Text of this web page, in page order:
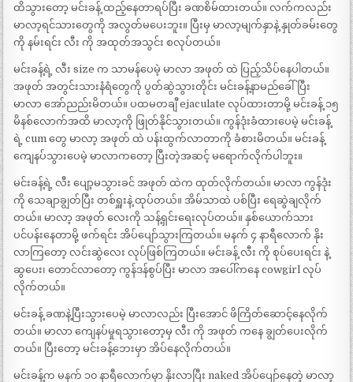
ထိသွားတော့ မင်းခန့် ထည့်နေတာရပ်ပြီး ခဏစိမ်ထားတယ်။ လက်ကလည်း
မာလာ့ရင်သားတွေကို အလွတ်မပေးဘူး။ ပြီးမှ မာလာ့မျက်နှာနဲ့ နှုတ်ခမ်းတွေ
ကို နမ်းရင်း လီး ကို အထုတ်အသွင်း စလုပ်တယ်။
မင်းခန့်ရဲ့ လီး size က သာမန်ပေမဲ့ မာလာ အဖုတ် ထဲ ပြည့်သိပ်နေပါတယ်။
အဖုတ် အတွင်းသားနံရံတွေကို ပွတ်ဆွဲသွားတိုင်း မင်းခန့်နာမည်ခေါ်ပြီး
မာလာ အော်ညည်းမိတယ်။ ပထမတချီ ejaculate လုပ်ထားတာမို့ မင်းခန့် ၁၅
မိနစ်လောက်အထိ မာလာ့ကို ဖြုတ်နိုင်သွားတယ်။ ကွန်ဒုံးခံထားပေမဲ့ မင်းခန့်
ရဲ့ cum တွေ မာလာ့ အဖုတ် ထဲ ပန်းထွက်လာတာကို ခံစားမိတယ်။ မင်းခန့်
ကျေနပ်သွားပေမဲ့ မာလာကတော့ ပြီးတဲ့အဆင့် မရောက်လိုက်ပါဘူး။
မင်းခန့်ရဲ့ လီး ပျော့မသွားခင် အဖုတ် ထဲက ထုတ်လိုက်တယ်။ မာလာ ကွန်ဒုံး
ကို သေချာချွတ်ပြီး တစ်ရှူးနဲ့ ထုပ်တယ်။ အိမ်သာထဲ ပစ်ပြီး ရေဆွဲချလိုက်
တယ်။ မာလာ့ အဖုတ် လေးကို သန့်ရှင်းရေးလုပ်တယ်။ နှစ်ယောက်သား
ပင်ပန်းနေတာမို့ ဖက်ရင်း အိပ်ပျော်သွားကြတယ်။ မနက် ၄ နာရီလောက် နိုး
လာကြတော့ လင်းဆွဲလေး လုပ်ဖြစ်ကြတယ်။ မင်းခန့် လီး ကို စုပ်ပေးရင်း နဲ့
ဆွပေး၊ တောင်လာတော့ ကွန်ဒန်စွပ်ပြီး မာလာ အပေါ်ကနေ cowgirl လုပ်
လိုက်တယ်။
မင်းခန့် ခဏနဲ့ပြီးသွားပေမဲ့ မာလာလည်း ပြီးအောင် ဖိကြိတ်ဆောင့်နေလိုက်
တယ်။ မာလာ ကျေနပ်မှုရသွားတော့မှ လီး ကို အဖုတ် ကနေ ချွတ်ပေးလိုက်
တယ်။ ပြီးတော့ မင်းခန့်ဘေးမှာ အိပ်နေလိုက်တယ်။
မင်းခန့်က မနက် ၁၀ နာရီလောက်မှာ နိုးလာပြီး naked အိပ်ပျော်နေတဲ့ မာလာ့